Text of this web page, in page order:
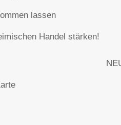
lassen
Handel stärken!